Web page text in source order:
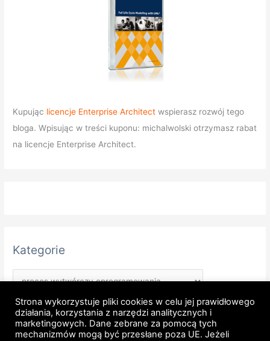
Kupując licencje Enterprise Architect wspierasz rozwój tego
bloga. Wpisując w treści kuponu: michalwolski otrzymasz rabat
na licencje Enterprise Architect.
Kategorie
Strona wykorzystuje pliki cookies w celu jej prawidłowego
działania, korzystania z narzędzi analitycznych i
marketingowych. Dane zebrane za pomocą tych
mechanizmów mogą być przesłane poza UE. Jeżeli